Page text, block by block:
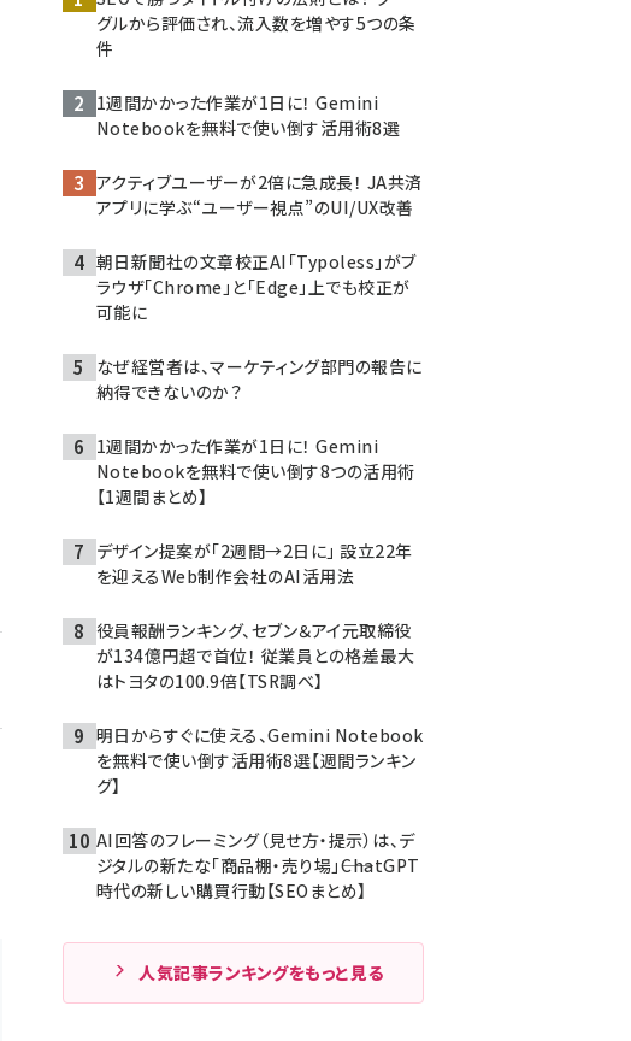
グルから評価され、流入数を増やす5つの条
件
1週間かかった作業が1日に！ Gemini
Notebookを無料で使い倒す活用術8選
アクティブユーザーが2倍に急成長！ JA共済
アプリに学ぶ“ユーザー視点”のUI/UX改善
朝日新聞社の文章校正AI「Typoless」がブ
ラウザ「Chrome」と「Edge」上でも校正が
可能に
なぜ経営者は、マーケティング部門の報告に
納得できないのか？
1週間かかった作業が1日に！ Gemini
Notebookを無料で使い倒す8つの活用術
【1週間まとめ】
デザイン提案が「2週間→2日に」 設立22年
を迎えるWeb制作会社のAI活用法
役員報酬ランキング、セブン＆アイ元取締役
が134億円超で首位！ 従業員との格差最大
はトヨタの100.9倍【TSR調べ】
明日からすぐに使える、Gemini Notebook
を無料で使い倒す活用術8選【週間ランキン
グ】
AI回答のフレーミング（見せ方・提示）は、デ
ジタルの新たな「商品棚・売り場」――ChatGPT
時代の新しい購買行動【SEOまとめ】
人気記事ランキングをもっと見る